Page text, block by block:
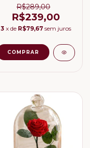
R$289,00
R$239,00
3 x de R$79,67 sem juros